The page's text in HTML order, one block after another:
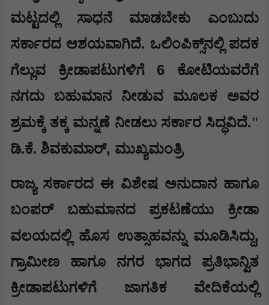
ಮಟ್ಟದಲ್ಲಿ ಸಾಧನೆ ಮಾಡಬೇಕು ಎಂಬುದು
ಸರ್ಕಾರದ ಆಶಯವಾಗಿದೆ. ಒಲಿಂಪಿಕ್ಸ್‌ನಲ್ಲಿ ಪದಕ
ಗೆಲ್ಲುವ ಕ್ರೀಡಾಪಟುಗಳಿಗೆ 6 ಕೋಟಿಯವರೆಗೆ
ನಗದು ಬಹುಮಾನ ನೀಡುವ ಮೂಲಕ ಅವರ
ಶ್ರಮಕ್ಕೆ ತಕ್ಕ ಮನ್ನಣೆ ನೀಡಲು ಸರ್ಕಾರ ಸಿದ್ಧವಿದೆ."
ಡಿ.ಕೆ. ಶಿವಕುಮಾರ್, ಮುಖ್ಯಮಂತ್ರಿ
​ರಾಜ್ಯ ಸರ್ಕಾರದ ಈ ವಿಶೇಷ ಅನುದಾನ ಹಾಗೂ
ಬಂಪರ್ ಬಹುಮಾನದ ಪ್ರಕಟಣೆಯು ಕ್ರೀಡಾ
ವಲಯದಲ್ಲಿ ಹೊಸ ಉತ್ಸಾಹವನ್ನು ಮೂಡಿಸಿದ್ದು,
ಗ್ರಾಮೀಣ ಹಾಗೂ ನಗರ ಭಾಗದ ಪ್ರತಿಭಾನ್ವಿತ
ಕ್ರೀಡಾಪಟುಗಳಿಗೆ ಜಾಗತಿಕ ವೇದಿಕೆಯಲ್ಲಿ